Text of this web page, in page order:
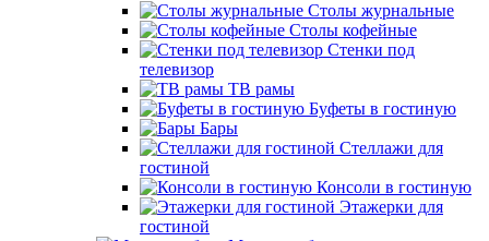
Столы журнальные
Столы кофейные
Стенки под
телевизор
ТВ рамы
Буфеты в гостиную
Бары
Стеллажи для
гостиной
Консоли в гостиную
Этажерки для
гостиной